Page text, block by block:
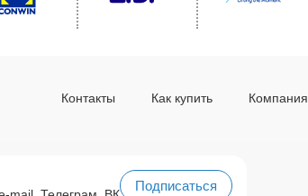
Контакты Как купить Компания
Подписаться